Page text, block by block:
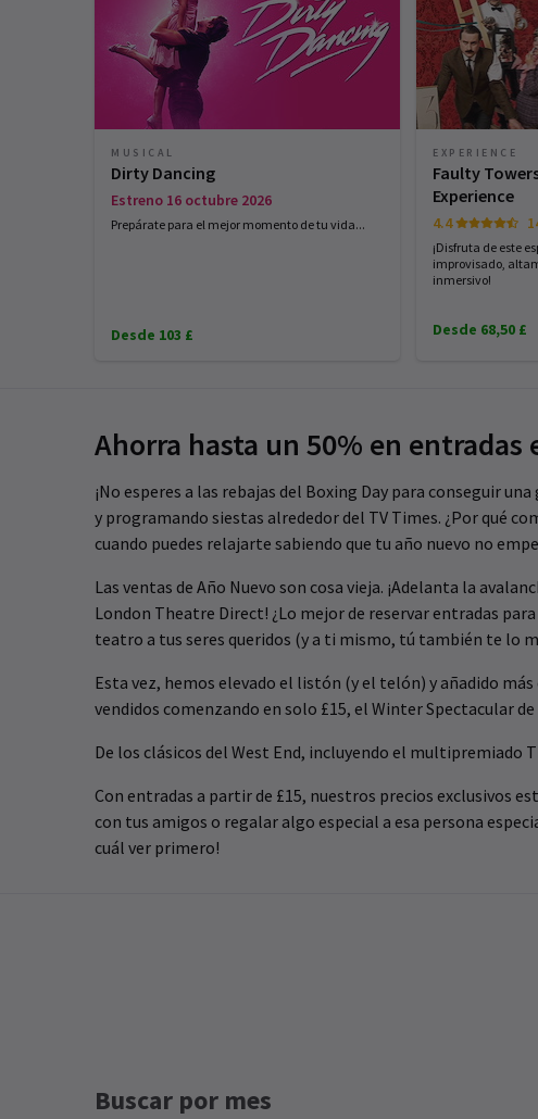
MUSICAL
Dirty Dancing
Estreno 16 octubre 2026
Prepárate para el mejor momento de tu vida...
Desde 103 £
EXPERIENCE
Faulty
Experience
4.4
¡Disfruta de este
improvisado,
inmersivo!
Desde 68,50 £
Ahorra hasta un 50% en entradas
¡No esperes a las rebajas del Boxing Day para conseguir
y programando siestas alrededor del TV Times. ¿Por qué
cuando puedes relajarte sabiendo que tu año nuevo no
Las ventas de Año Nuevo son cosa vieja. ¡Adelanta la
London Theatre Direct! ¿Lo mejor de reservar entradas
teatro a tus seres queridos (y a ti mismo, tú también te lo
Esta vez, hemos elevado el listón (y el telón) y añadido
vendidos comenzando en solo £15, el Winter Spectacular
De los clásicos del West End, incluyendo el multipremiado
Con entradas a partir de £15, nuestros precios exclusivos
con tus amigos o regalar algo especial a esa persona
cuál ver primero!
Buscar por mes